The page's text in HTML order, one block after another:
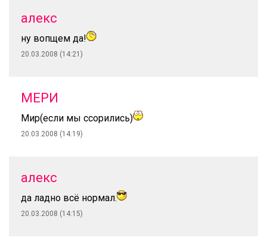
алекс
ну вопщем да!
20.03.2008 (14:21)
МЕРИ
Мир(если мы ссорились)
20.03.2008 (14:19)
алекс
да ладно всё нормал.
20.03.2008 (14:15)